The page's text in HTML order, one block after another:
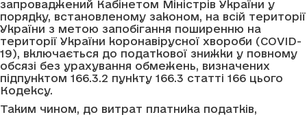
запроваджений Кабінетом Міністрів України у
порядку, встановленому законом, на всій території
України з метою запобігання поширенню на
території України коронавірусної хвороби (COVID-
19), включається до податкової знижки у повному
обсязі без урахування обмежень, визначених
підпунктом 166.3.2 пункту 166.3 статті 166 цього
Кодексу.
Таким чином, до витрат платника податків,